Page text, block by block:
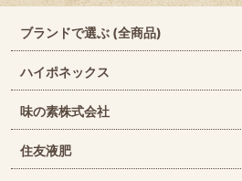
ブランドで選ぶ (全商品)
ハイポネックス
味の素株式会社
住友液肥